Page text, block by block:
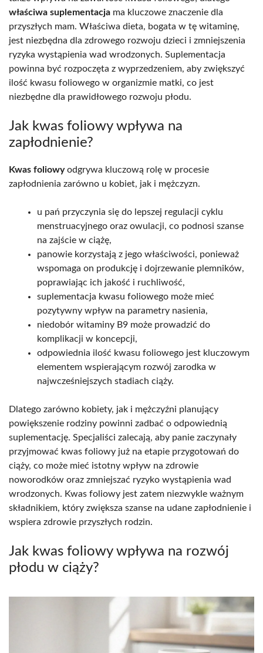
właściwa suplementacja ma kluczowe znaczenie dla
przyszłych mam. Właściwa dieta, bogata w tę witaminę,
jest niezbędna dla zdrowego rozwoju dzieci i zmniejszenia
ryzyka wystąpienia wad wrodzonych. Suplementacja
powinna być rozpoczęta z wyprzedzeniem, aby zwiększyć
ilość kwasu foliowego w organizmie matki, co jest
niezbędne dla prawidłowego rozwoju płodu.
Jak kwas foliowy wpływa na
zapłodnienie?
Kwas foliowyodgrywa kluczową rolę w procesie
zapłodnienia zarówno u kobiet, jak i mężczyzn.
u pań przyczynia się do lepszej regulacji cyklu
menstruacyjnego oraz owulacji, co podnosi szanse
na zajście w ciążę,
panowie korzystają z jego właściwości, ponieważ
wspomaga on produkcję i dojrzewanie plemników,
poprawiając ich jakość i ruchliwość,
suplementacja kwasu foliowego może mieć
pozytywny wpływ na parametry nasienia,
niedobór witaminy B9 może prowadzić do
komplikacji w koncepcji,
odpowiednia ilość kwasu foliowego jest kluczowym
elementem wspierającym rozwój zarodka w
najwcześniejszych stadiach ciąży.
Dlatego zarówno kobiety, jak i mężczyźni planujący
powiększenie rodziny powinni zadbać o odpowiednią
suplementację. Specjaliści zalecają, aby panie zaczynały
przyjmować kwas foliowy już na etapie przygotowań do
ciąży, co może mieć istotny wpływ na zdrowie
noworodków oraz zmniejszać ryzyko wystąpienia wad
wrodzonych. Kwas foliowy jest zatem niezwykle ważnym
składnikiem, który zwiększa szanse na udane zapłodnienie i
wspiera zdrowie przyszłych rodzin.
Jak kwas foliowy wpływa na rozwój
płodu w ciąży?